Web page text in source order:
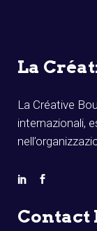
La
La Créative
internazionali,
Contact